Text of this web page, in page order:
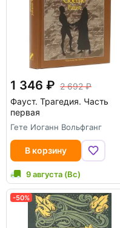
1 346
2 692
Фауст. Трагедия. Часть
первая
Гете Иоганн Вольфганг
В корзину
9 августа (Вс)
-50%